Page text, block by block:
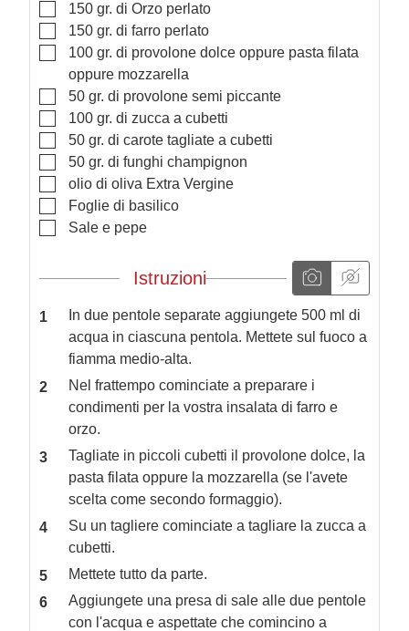
▢
150 gr. di Orzo perlato
▢
150 gr. di farro perlato
▢
100 gr. di provolone dolce oppure pasta filata
oppure mozzarella
▢
50 gr. di provolone semi piccante
▢
100 gr. di zucca a cubetti
▢
50 gr. di carote tagliate a cubetti
▢
50 gr. di funghi champignon
▢
olio di oliva Extra Vergine
▢
Foglie di basilico
▢
Sale e pepe
Istruzioni
In due pentole separate aggiungete 500 ml di
acqua in ciascuna pentola. Mettete sul fuoco a
fiamma medio-alta.
Nel frattempo cominciate a preparare i
condimenti per la vostra insalata di farro e
orzo.
Tagliate in piccoli cubetti il provolone dolce, la
pasta filata oppure la mozzarella (se l'avete
scelta come secondo formaggio).
Su un tagliere cominciate a tagliare la zucca a
cubetti.
Mettete tutto da parte.
Aggiungete una presa di sale alle due pentole
con l'acqua e aspettate che comincino a